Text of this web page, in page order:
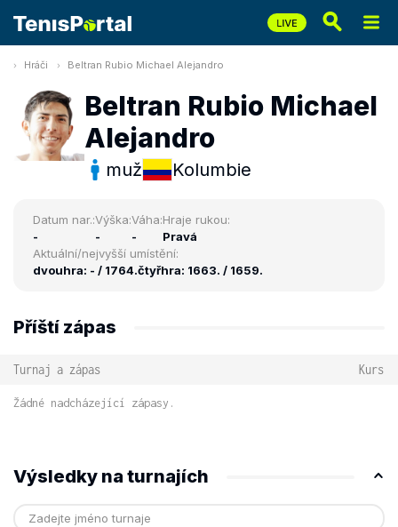
Hráči Beltran Rubio Michael Alejandro
Beltran Rubio Michael
Alejandro
muž Kolumbie
Datum nar.:
-
Výška:
-
Váha:
-
Hraje rukou:
Pravá
Aktuální/nejvyšší umístění:
dvouhra: - / 1764.čtyřhra: 1663. / 1659.
Příští zápas
Turnaj a zápas Kurs
Žádné nadcházející zápasy.
Výsledky na turnajích